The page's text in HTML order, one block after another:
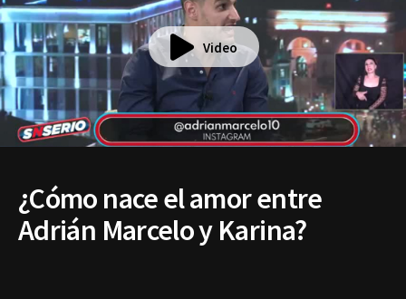
Video
¿Cómo nace el amor entre
Adrián Marcelo y Karina?